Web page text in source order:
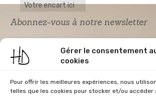
Gérer le consentement
cookies
Pour offrir les meilleures expériences, nous
telles que les cookies pour stocker et/ou accéder
Votre encart ici
Abonnez-vous à notre newsletter